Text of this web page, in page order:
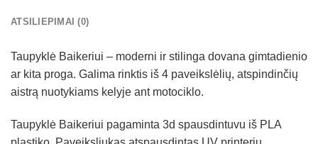
ATSILIEPIMAI (0)
Taupyklė Baikeriui – moderni ir stilinga dovana gimtadienio
ar kita proga. Galima rinktis iš 4 paveikslėlių, atspindinčių
aistrą nuotykiams kelyje ant motociklo.
Taupyklė Baikeriui pagaminta 3d spausdintuvu iš PLA